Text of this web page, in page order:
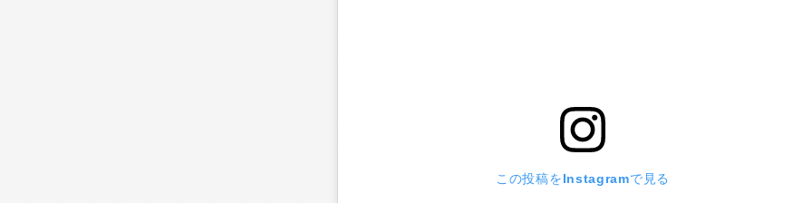
この投稿をInstagramで見る